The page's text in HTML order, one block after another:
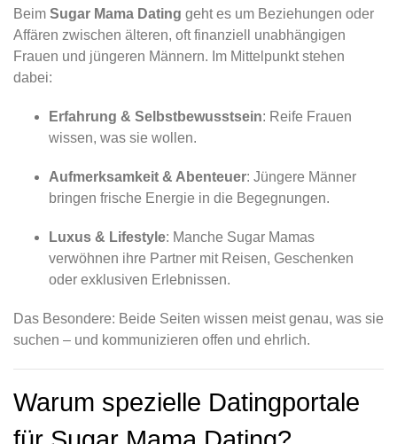
Beim Sugar Mama Dating geht es um Beziehungen oder
Affären zwischen älteren, oft finanziell unabhängigen
Frauen und jüngeren Männern. Im Mittelpunkt stehen
dabei:
Erfahrung & Selbstbewusstsein: Reife Frauen
wissen, was sie wollen.
Aufmerksamkeit & Abenteuer: Jüngere Männer
bringen frische Energie in die Begegnungen.
Luxus & Lifestyle: Manche Sugar Mamas
verwöhnen ihre Partner mit Reisen, Geschenken
oder exklusiven Erlebnissen.
Das Besondere: Beide Seiten wissen meist genau, was sie
suchen – und kommunizieren offen und ehrlich.
Warum spezielle Datingportale